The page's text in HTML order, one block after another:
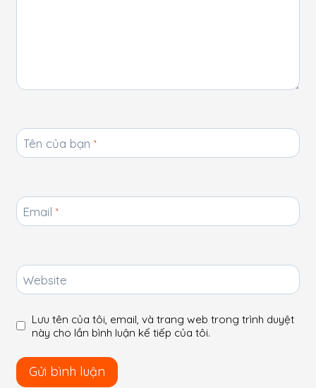
Tên của bạn *
Email *
Website
Lưu tên của tôi, email, và trang web trong trình duyệt
này cho lần bình luận kế tiếp của tôi.